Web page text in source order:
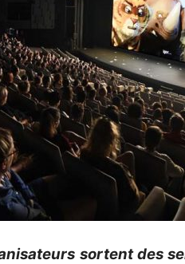
sortent des